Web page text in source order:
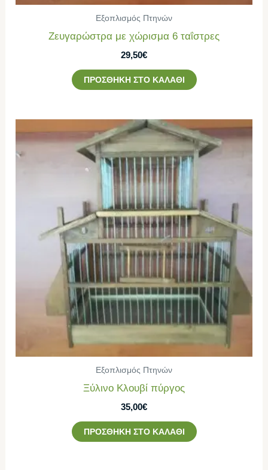
Εξοπλισμός Πτηνών
Ζευγαρώστρα με χώρισμα 6 ταΐστρες
29,50€
ΠΡΟΣΘΉΚΗ ΣΤΟ ΚΑΛΆΘΙ
Εξοπλισμός Πτηνών
Ξύλινο Κλουβί πύργος
35,00€
ΠΡΟΣΘΉΚΗ ΣΤΟ ΚΑΛΆΘΙ